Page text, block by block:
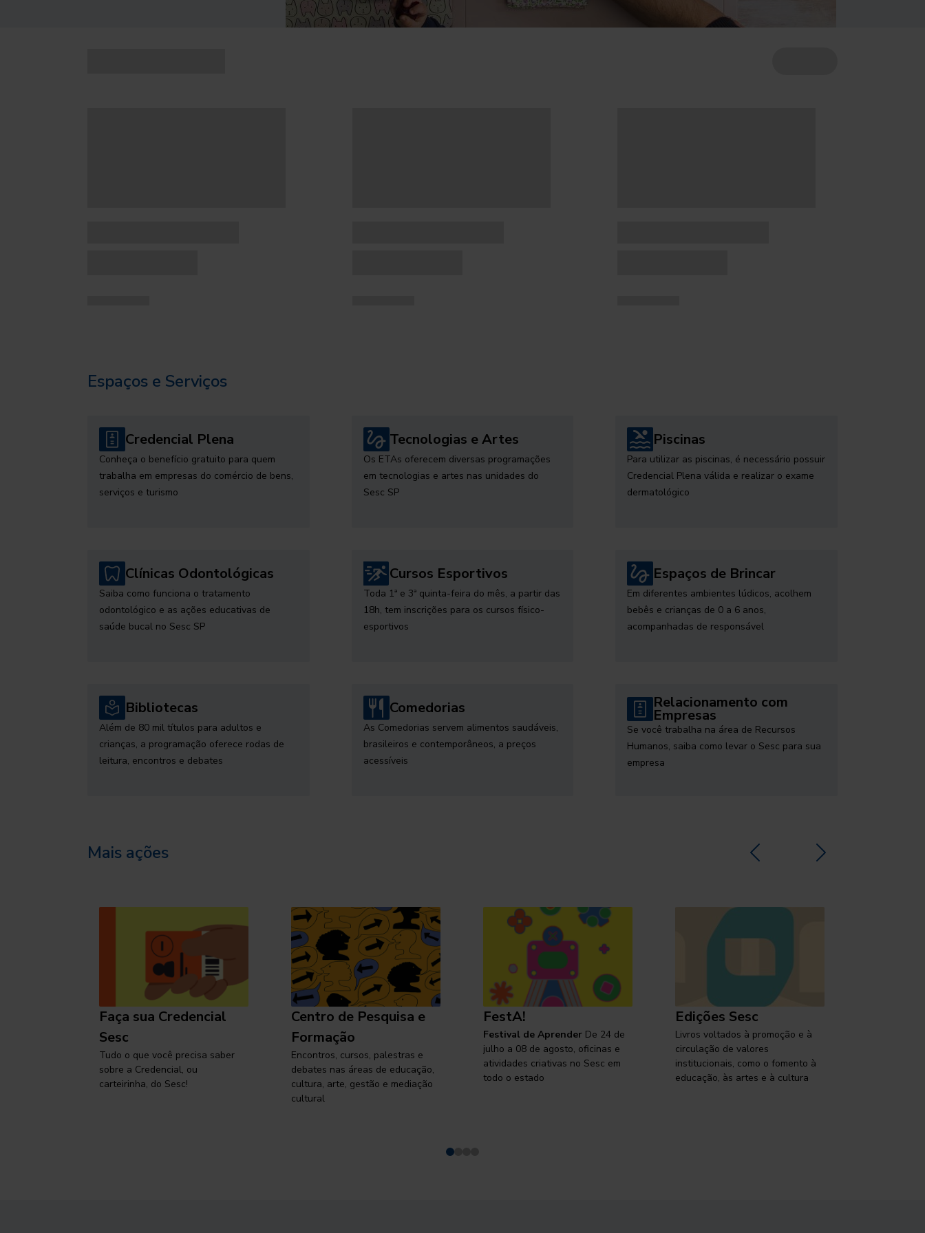
Espaços e Serviços
Credencial Plena
Conheça o benefício gratuito para quem
trabalha em empresas do comércio de bens,
serviços e turismo
Tecnologias e Artes
Os ETAs oferecem diversas programações
em tecnologias e artes nas unidades do
Sesc SP
Piscinas
Para utilizar as piscinas, é necessário possuir
Credencial Plena válida e realizar o exame
dermatológico
Clínicas Odontológicas
Saiba como funciona o tratamento
odontológico e as ações educativas de
saúde bucal no Sesc SP
Cursos Esportivos
Toda 1ª e 3ª quinta-feira do mês, a partir das
18h, tem inscrições para os cursos físico-
esportivos
Espaços de Brincar
Em diferentes ambientes lúdicos, acolhem
bebês e crianças de 0 a 6 anos,
acompanhadas de responsável
Bibliotecas
Além de 80 mil títulos para adultos e
crianças, a programação oferece rodas de
leitura, encontros e debates
Comedorias
As Comedorias servem alimentos saudáveis,
brasileiros e contemporâneos, a preços
acessíveis
Relacionamento com
Empresas
Se você trabalha na área de Recursos
Humanos, saiba como levar o Sesc para sua
empresa
Mais ações
Faça sua Credencial
Sesc
Tudo o que você precisa saber
sobre a Credencial, ou
carteirinha, do Sesc!
Centro de Pesquisa e
Formação
Encontros, cursos, palestras e
debates nas áreas de educação,
cultura, arte, gestão e mediação
cultural
FestA!
Festival de Aprender De 24 de
julho a 08 de agosto, oficinas e
atividades criativas no Sesc em
todo o estado
Edições Sesc
Livros voltados à promoção e à
circulação de valores
institucionais, como o fomento à
educação, às artes e à cultura